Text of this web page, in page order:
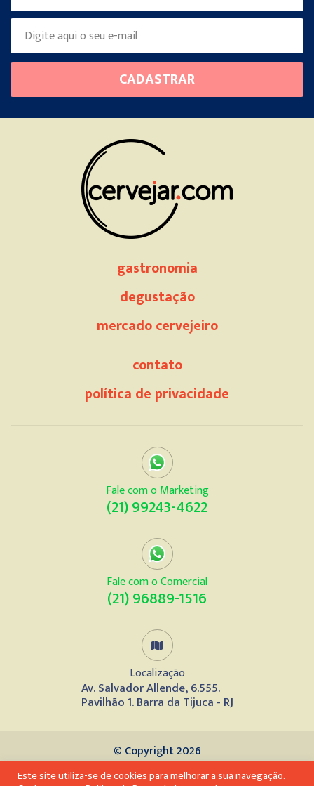
this
field
CADASTRAR
gastronomia
degustação
mercado cervejeiro
contato
política de privacidade
Fale com o Marketing
(21) 99243-4622
Fale com o Comercial
(21) 96889-1516
Localização
Av. Salvador Allende, 6.555.
Pavilhão 1. Barra da Tijuca - RJ
© Copyright 2026
Este site utiliza-se de cookies para melhorar a sua navegação.